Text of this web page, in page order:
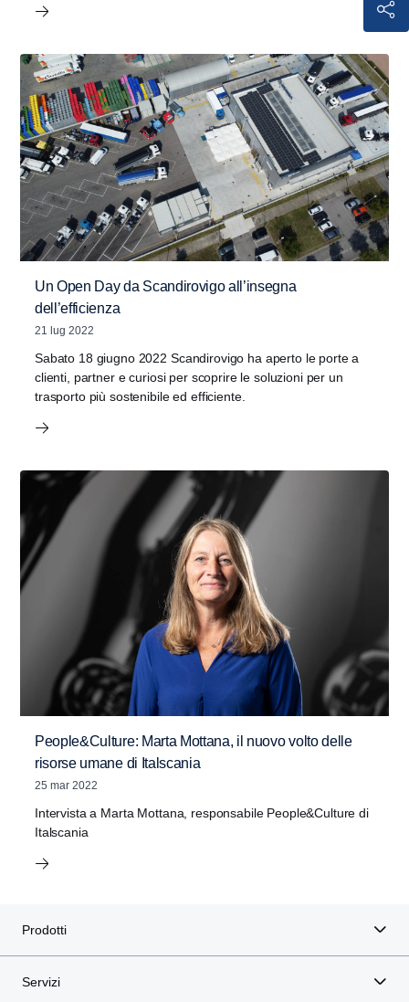
Un Open Day da Scandirovigo all’insegna
dell’efficienza
21 lug 2022
Sabato 18 giugno 2022 Scandirovigo ha aperto le porte a
clienti, partner e curiosi per scoprire le soluzioni per un
trasporto più sostenibile ed efficiente.
People&Culture: Marta Mottana, il nuovo volto delle
risorse umane di Italscania
25 mar 2022
Intervista a Marta Mottana, responsabile People&Culture di
Italscania
Prodotti
Servizi